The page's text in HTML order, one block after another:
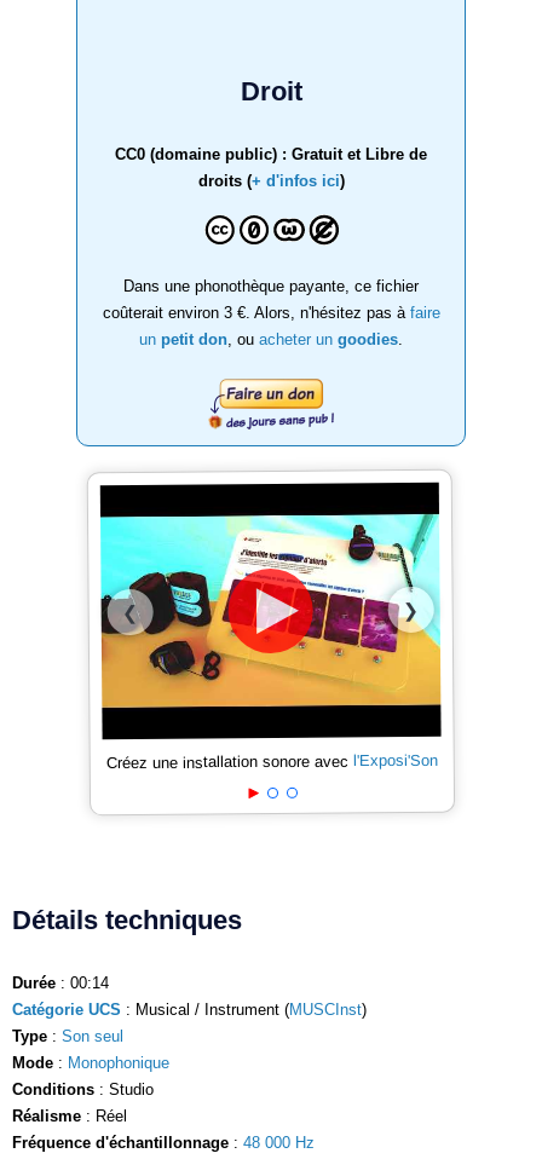
Droit
CC0 (domaine public) : Gratuit et Libre de
droits (+ d'infos ici)
Dans une phonothèque payante, ce fichier
coûterait environ 3 €. Alors, n'hésitez pas à faire
un petit don , ou acheter un goodies
❮ ❯
Créez une installation sonore avec l'Exposi'Son
Détails techniques
Durée : 00:14
Catégorie UCS : Musical / Instrument (MUSCInst)
Type : Son seul
Mode : Monophonique
Conditions : Studio
Réalisme : Réel
Fréquence d'échantillonnage : 48 000 Hz